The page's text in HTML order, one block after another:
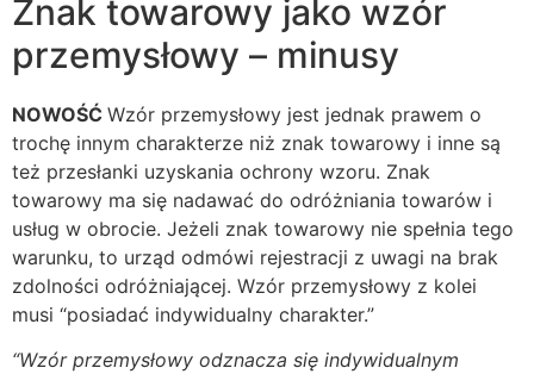
Znak towarowy jako wzór
przemysłowy – minusy
NOWOŚĆ Wzór przemysłowy jest jednak prawem o
trochę innym charakterze niż znak towarowy i inne są
też przesłanki uzyskania ochrony wzoru. Znak
towarowy ma się nadawać do odróżniania towarów i
usług w obrocie. Jeżeli znak towarowy nie spełnia tego
warunku, to urząd odmówi rejestracji z uwagi na brak
zdolności odróżniającej. Wzór przemysłowy z kolei
musi “posiadać indywidualny charakter.”
“Wzór przemysłowy odznacza się indywidualnym